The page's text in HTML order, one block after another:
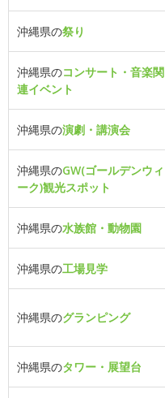
沖縄県の祭り
沖縄県のコンサート・音楽関
連イベント
沖縄県の演劇・講演会
沖縄県のGW(ゴールデンウィ
ーク)観光スポット
沖縄県の水族館・動物園
沖縄県の工場見学
沖縄県のグランピング
沖縄県のタワー・展望台